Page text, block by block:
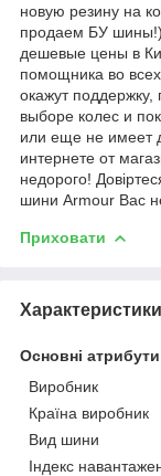
новую резину на
продаем БУ
дешевые цены в
помощника во
окажут
выборе колес и
или еще не имеет
интернете от
недорого!
шини Armour Вас
Приховати
Характеристики
Основні атрибути
Виробник
Країна виробник
Вид шини
Індекс